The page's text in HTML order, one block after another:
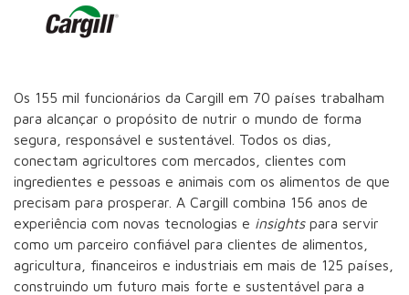
Os 155 mil funcionários da Cargill em 70 países trabalham
para alcançar o propósito de nutrir o mundo de forma
segura, responsável e sustentável. Todos os dias,
conectam agricultores com mercados, clientes com
ingredientes e pessoas e animais com os alimentos de que
precisam para prosperar. A Cargill combina 156 anos de
experiência com novas tecnologias e insightspara servir
como um parceiro confiável para clientes de alimentos,
agricultura, financeiros e industriais em mais de 125 países,
construindo um futuro mais forte e sustentável para a